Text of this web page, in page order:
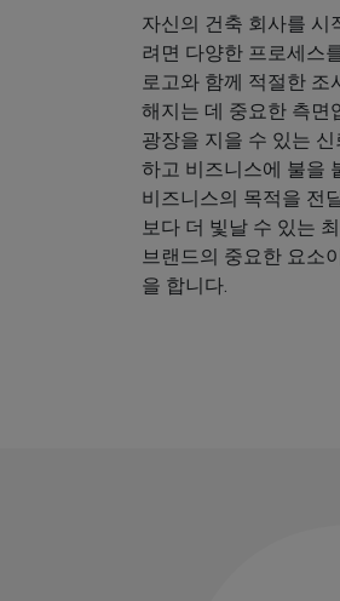
자신의 건축 회사를 시
려면 다양한 프로세스
로고와 함께 적절한 조
해지는 데 중요한 측면
광장을 지을 수 있는
하고 비즈니스에 불을
비즈니스의 목적을 전
보다 더 빛날 수 있는
브랜드의 중요한 요소
을 합니다.